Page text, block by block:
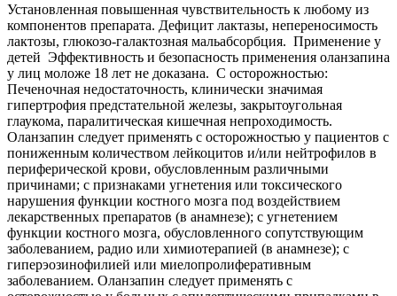
Установленная повышенная чувствительность к любому из
компонентов препарата. Дефицит лактазы, непереносимость
лактозы, глюкозо-галактозная мальабсорбция. Применение у
детей Эффективность и безопасность применения оланзапина
у лиц моложе 18 лет не доказана. С осторожностью:
Печеночная недостаточность, клинически значимая
гипертрофия предстательной железы, закрытоугольная
глаукома, паралитическая кишечная непроходимость.
Оланзапин следует применять с осторожностью у пациентов с
пониженным количеством лейкоцитов и/или нейтрофилов в
периферической крови, обусловленным различными
причинами; с признаками угнетения или токсического
нарушения функции костного мозга под воздействием
лекарственных препаратов (в анамнезе); с угнетением
функции костного мозга, обусловленного сопутствующим
заболеванием, радио или химиотерапией (в анамнезе); с
гиперэозинофилией или миелопролиферативным
заболеванием. Оланзапин следует применять с